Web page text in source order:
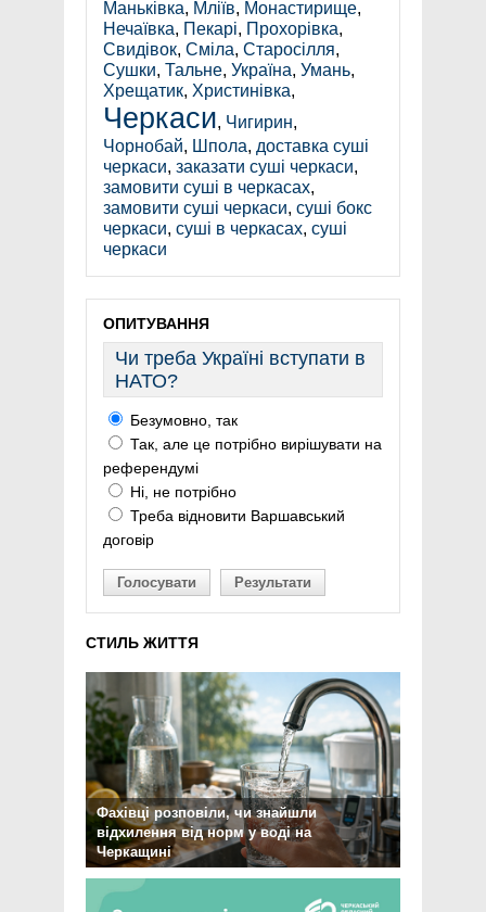
Маньківка, Мліїв, Монастирище,
Нечаївка, Пекарі, Прохорівка,
Свидівок, Сміла, Старосілля,
Сушки, Тальне, Україна, Умань,
Хрещатик, Христинівка,
Черкаси, Чигирин,
Чорнобай, Шпола, доставка суші
черкаси, заказати суші черкаси,
замовити суші в черкасах,
замовити суші черкаси, суші бокс
черкаси, суші в черкасах, суші
черкаси
ОПИТУВАННЯ
Чи треба Україні вступати в
НАТО?
Безумовно, так
Так, але це потрібно вирішувати на
референдумі
Ні, не потрібно
Треба відновити Варшавський
договір
Голосувати Результати
СТИЛЬ ЖИТТЯ
Фахівці розповіли, чи знайшли
відхилення від норм у воді на
Черкащині